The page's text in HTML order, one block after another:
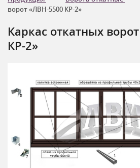
ворот «ЛВН-5500 КР-2»
Каркас откатных
КР-2»